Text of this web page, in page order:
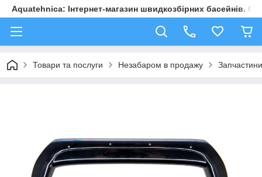
Aquatehnica: Інтернет-магазин швидкозбірних басейнів.
Товари та послуги Незабаром в продажу